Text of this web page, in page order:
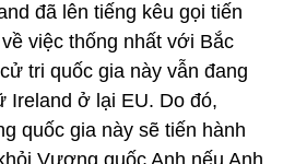
đã lên tiếng kêu gọi tiến
việc thống nhất với Bắc
tri quốc gia này vẫn đang
Ireland ở lại EU. Do đó,
quốc gia này sẽ tiến hành
Vương quốc Anh nếu Anh